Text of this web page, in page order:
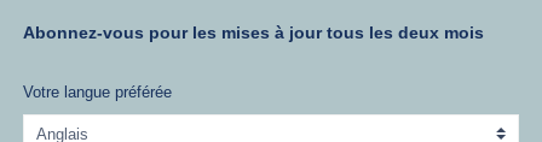
Abonnez-vous pour les mises à jour tous les deux mois
Votre langue préférée